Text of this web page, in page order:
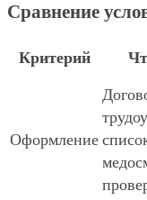
Сравнение
Критерий
Оформление